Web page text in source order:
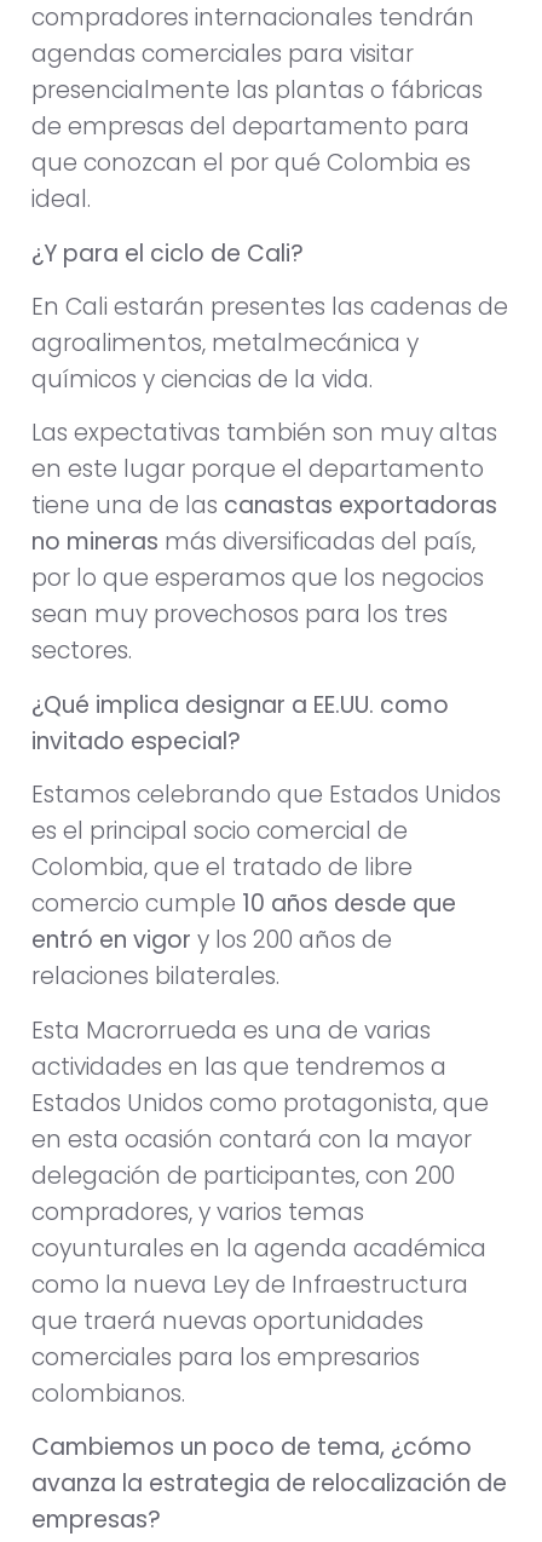
compradores internacionales tendrán
agendas comerciales para visitar
presencialmente las plantas o fábricas
de empresas del departamento para
que conozcan el por qué Colombia es
ideal.
¿Y para el ciclo de Cali?
En Cali estarán presentes las cadenas de
agroalimentos, metalmecánica y
químicos y ciencias de la vida.
Las expectativas también son muy altas
en este lugar porque el departamento
tiene una de las canastas exportadoras
no mineras más diversificadas del país,
por lo que esperamos que los negocios
sean muy provechosos para los tres
sectores.
¿Qué implica designar a EE.UU. como
invitado especial?
Estamos celebrando que Estados Unidos
es el principal socio comercial de
Colombia, que el tratado de libre
comercio cumple 10 años desde que
entró en vigor y los 200 años de
relaciones bilaterales.
Esta Macrorrueda es una de varias
actividades en las que tendremos a
Estados Unidos como protagonista, que
en esta ocasión contará con la mayor
delegación de participantes, con 200
compradores, y varios temas
coyunturales en la agenda académica
como la nueva Ley de Infraestructura
que traerá nuevas oportunidades
comerciales para los empresarios
colombianos.
Cambiemos un poco de tema, ¿cómo
avanza la estrategia de relocalización de
empresas?